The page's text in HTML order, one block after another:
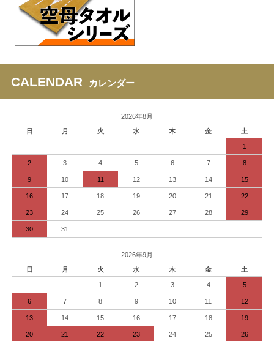
CALENDAR カレンダー
2026年8月
日
月 火 水 木 金 土
1
2 3 4 5 6 7 8
9 10 11 12 13 14 15
16 17 18 19 20 21 22
23 24 25 26 27 28 29
30 31
2026年9月
日
月 火 水 木 金 土
1 2 3 4 5
6 7 8 9 10 11 12
13 14 15 16 17 18 19
20 21 22 23 24 25 26